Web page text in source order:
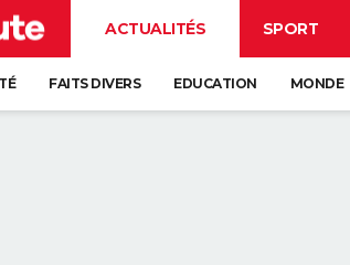
ACTUALITÉS SPORT
FAITS DIVERS EDUCATION MONDE